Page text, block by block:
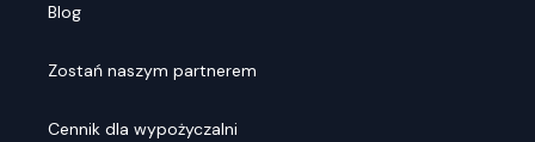
Blog
Zostań naszym partnerem
Cennik dla wypożyczalni